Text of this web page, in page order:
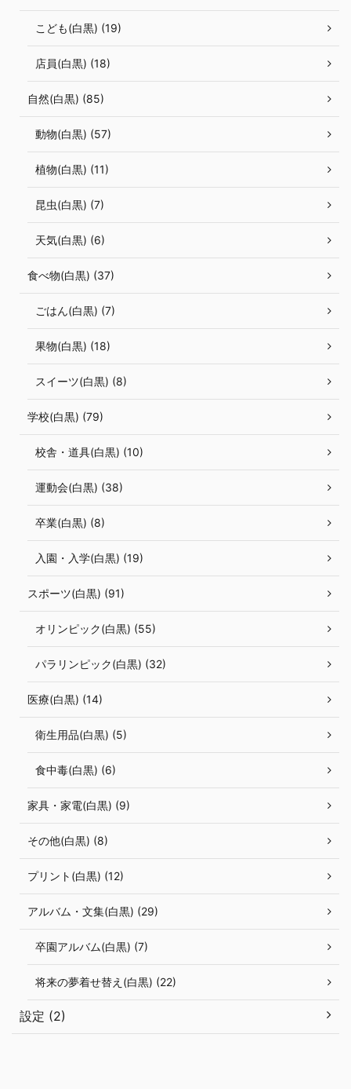
こども(白黒) (19)
店員(白黒) (18)
自然(白黒) (85)
動物(白黒) (57)
植物(白黒) (11)
昆虫(白黒) (7)
天気(白黒) (6)
食べ物(白黒) (37)
ごはん(白黒) (7)
果物(白黒) (18)
スイーツ(白黒) (8)
学校(白黒) (79)
校舎・道具(白黒) (10)
運動会(白黒) (38)
卒業(白黒) (8)
入園・入学(白黒) (19)
スポーツ(白黒) (91)
オリンピック(白黒) (55)
パラリンピック(白黒) (32)
医療(白黒) (14)
衛生用品(白黒) (5)
食中毒(白黒) (6)
家具・家電(白黒) (9)
その他(白黒) (8)
プリント(白黒) (12)
アルバム・文集(白黒) (29)
卒園アルバム(白黒) (7)
将来の夢着せ替え(白黒) (22)
設定 (2)